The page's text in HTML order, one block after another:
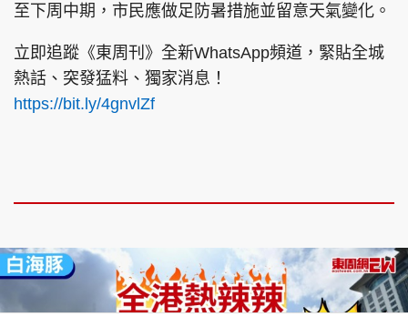
至下周中期，市民應做足防暑措施並留意天氣變化。
立即追蹤《東周刊》全新WhatsApp頻道，緊貼全城
熱話、突發猛料、獨家消息！
https://bit.ly/4gnvlZf